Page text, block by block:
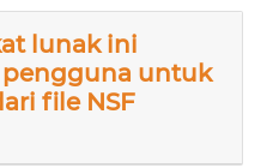
lunak ini
untuk
file NSF